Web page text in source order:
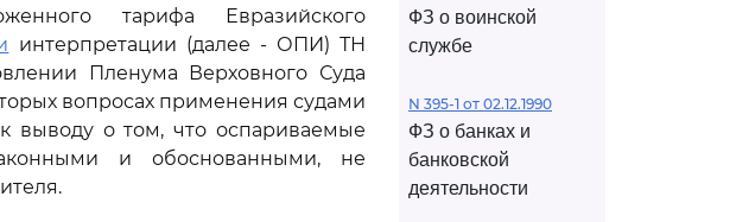
тарифа Евразийского
интерпретации (далее - ОПИ) ТН
Пленума Верховного Суда
вопросах применения судами
выводу о том, что оспариваемые
и обоснованными, не
ФЗ о воинской
службе
N 395-1 от 02.12.1990
ФЗ о банках и
банковской
деятельности